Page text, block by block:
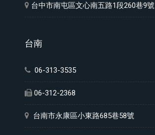
台中市南屯區文心南五路1段260巷9號
台南
06-313-3535
06-312-2368
台南市永康區小東路685巷58號